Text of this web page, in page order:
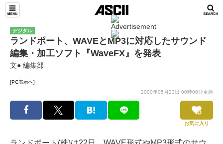
デジタル
ランドポート、WAVEとMP3に対応したサウンド
編集・加工ソフト『WaveFX』を発表
文● 編集部
[PC表示へ]
2000年05月23日 00時00分更新
お気に入り